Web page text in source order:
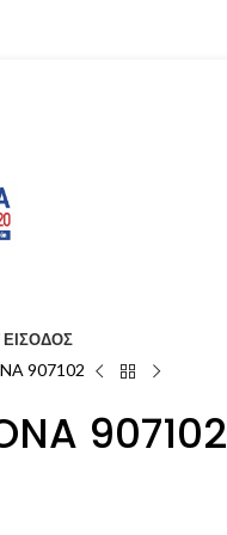
907102
907102